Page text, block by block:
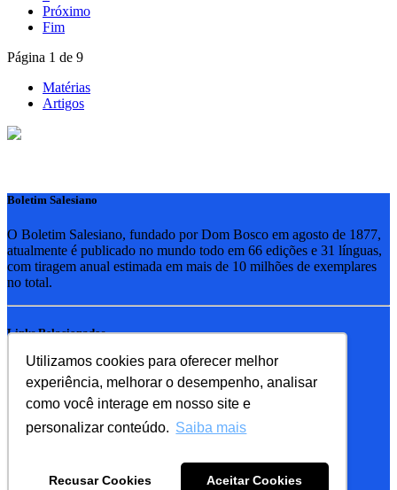
Utilizamos cookies para oferecer melhor
experiência, melhorar o desempenho, analisar
como você interage em nosso site e
personalizar conteúdo. Saiba mais
Recusar Cookies Aceitar Cookies
Próximo
Fim
Página 1 de 9
Matérias
Artigos
Boletim Salesiano
O Boletim Salesiano, fundado por Dom Bosco em agosto de 1877,
atualmente é publicado no mundo todo em 66 edições e 31 línguas,
com tiragem anual estimada em mais de 10 milhões de exemplares
no total.
Links Relacionados
RSB - Rede Salesiana Brasil
EDEBE - Editora
UPV - União pela Vida
Familia Salesiana
SDB - Salesianos de Dom Bosco
FMA - Filhas de Maria Auxiliadora